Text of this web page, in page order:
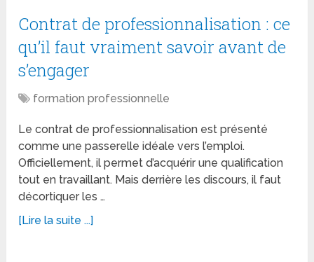
Contrat de professionnalisation : ce
qu’il faut vraiment savoir avant de
s’engager
formation professionnelle
Le contrat de professionnalisation est présenté
comme une passerelle idéale vers l’emploi.
Officiellement, il permet d’acquérir une qualification
tout en travaillant. Mais derrière les discours, il faut
décortiquer les …
[Lire la suite ...]